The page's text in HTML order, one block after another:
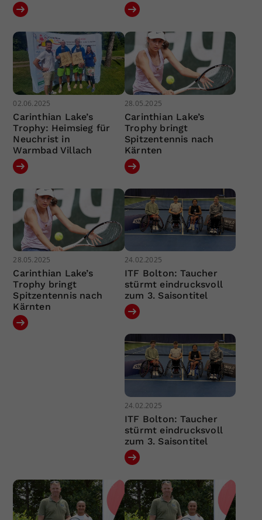
02.06.2025
Carinthian Lake’s
Trophy: Heimsieg für
Neuchrist in
Warmbad Villach
28.05.2025
Carinthian Lake’s
Trophy bringt
Spitzentennis nach
Kärnten
28.05.2025
Carinthian Lake’s
Trophy bringt
Spitzentennis nach
Kärnten
24.02.2025
ITF Bolton: Taucher
stürmt eindrucksvoll
zum 3. Saisontitel
24.02.2025
ITF Bolton: Taucher
stürmt eindrucksvoll
zum 3. Saisontitel